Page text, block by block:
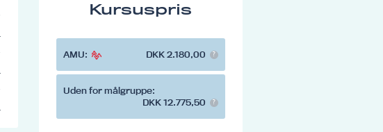
Kursuspris
AMU: DKK 2.180,00
Uden for målgruppe:
DKK 12.775,50